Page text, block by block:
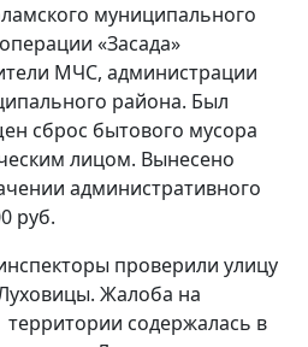
муниципального
«Засада»
МЧС, администрации
района. Был
сброс бытового мусора
лицом. Вынесено
административного
руб.
проверили улицу
Жалоба на
содержалась в